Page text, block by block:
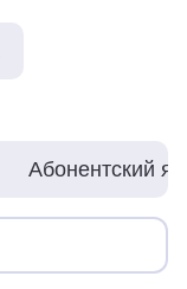
Абонентский